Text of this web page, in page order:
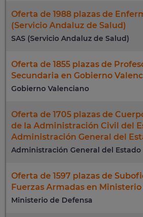
Oferta de 1988 plazas de
(Servicio Andaluz de Salud)
SAS (Servicio Andaluz de Salud)
Oferta de 1855 plazas de
Secundaria en Gobierno
Gobierno Valenciano
Oferta de 1705 plazas de
de la Administración Civil del
Administración General del
Administración General del Estado
Oferta de 1597 plazas de
Fuerzas Armadas en Ministerio
Ministerio de Defensa